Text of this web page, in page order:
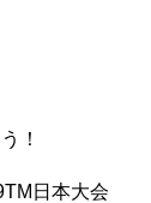
！
日本大会